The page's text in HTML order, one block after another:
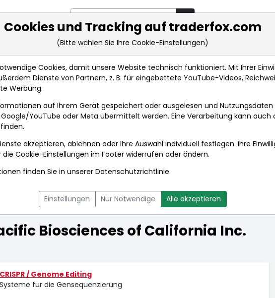
Markt-Analysen Market Tools Realtimekurse Nachrichten
California Inc.
Inc.
Echtzeit-
NACHRICHTEN CHARTTOOL
Biosciences of California Inc.
CRISPR / Genome Editing
Systeme für die Gensequenzierung
Cookies und Tracking auf traderfox.com
(Bitte wählen Sie Ihre Cookie-Einstellungen)
Cookies, damit unsere Website technisch funktioniert. Mit Ihrer
Dienste von Partnern, z. B. für eingebettete YouTube-Videos,
Werbung.
auf Ihrem Gerät gespeichert oder ausgelesen und Nutzungsdaten
YouTube oder Meta übermittelt werden. Eine Verarbeitung kann auch
akzeptieren, ablehnen oder Ihre Auswahl individuell festlegen. Ihre
die Cookie-Einstellungen im Footer widerrufen oder ändern.
finden Sie in unsererDatenschutzrichtlinie.
Einstellungen Nur Notwendige Alle akzeptieren